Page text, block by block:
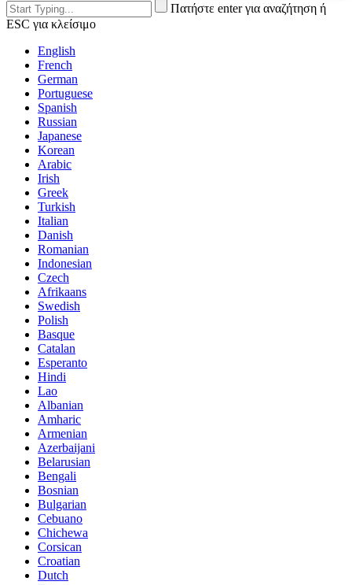
Πατήστε enter για αναζήτηση ή
ESC για κλείσιμο
English
French
German
Portuguese
Spanish
Russian
Japanese
Korean
Arabic
Irish
Greek
Turkish
Italian
Danish
Romanian
Indonesian
Czech
Afrikaans
Swedish
Polish
Basque
Catalan
Esperanto
Hindi
Lao
Albanian
Amharic
Armenian
Azerbaijani
Belarusian
Bengali
Bosnian
Bulgarian
Cebuano
Chichewa
Corsican
Croatian
Dutch